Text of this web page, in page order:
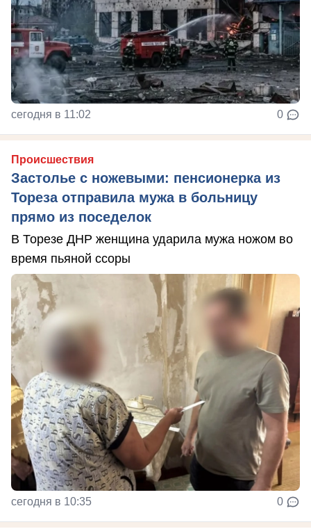
сегодня в 11:02 0
Происшествия
Застолье с ножевыми: пенсионерка из
Тореза отправила мужа в больницу
прямо из поседелок
В Торезе ДНР женщина ударила мужа ножом во
время пьяной ссоры
сегодня в 10:35 0